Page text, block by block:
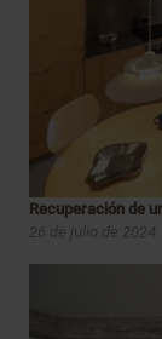
Recuperación de
26 de julio de 2024